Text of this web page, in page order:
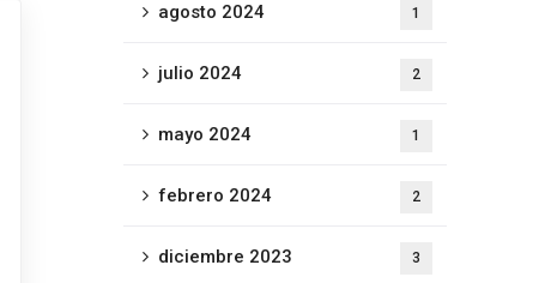
agosto 2024 1
julio 2024 2
mayo 2024 1
febrero 2024 2
diciembre 2023 3